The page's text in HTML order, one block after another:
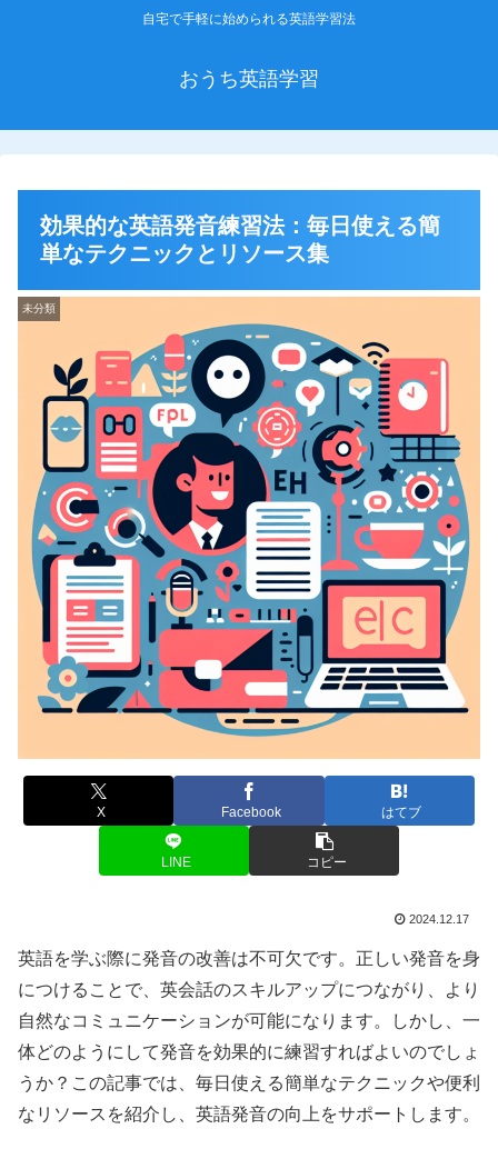
自宅で手軽に始められる英語学習法
おうち英語学習
効果的な英語発音練習法：毎日使える簡
単なテクニックとリソース集
未分類
X Facebook はてブ
LINE コピー
2024.12.17
英語を学ぶ際に発音の改善は不可欠です。正しい発音を身
につけることで、英会話のスキルアップにつながり、より
自然なコミュニケーションが可能になります。しかし、一
体どのようにして発音を効果的に練習すればよいのでしょ
うか？この記事では、毎日使える簡単なテクニックや便利
なリソースを紹介し、英語発音の向上をサポートします。